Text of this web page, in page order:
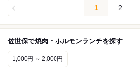
1 2
佐世保で焼肉・ホルモンランチを探す
1,000円 ～ 2,000円